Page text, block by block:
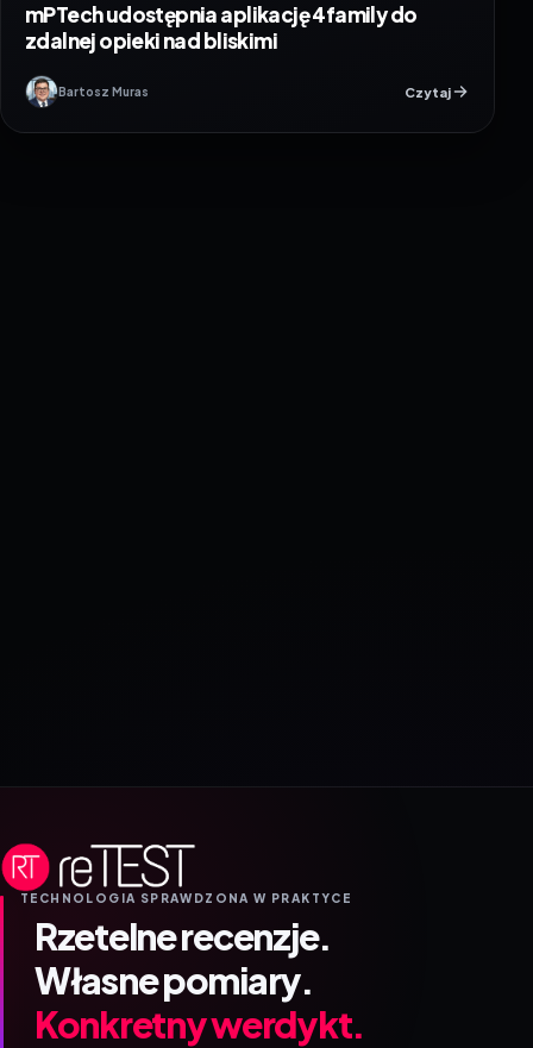
mPTech udostępnia aplikację 4family do
zdalnej opieki nad bliskimi
Bartosz Muras Czytaj
TECHNOLOGIA SPRAWDZONA W PRAKTYCE
Rzetelne recenzje.
Własne pomiary.
Konkretny werdykt.